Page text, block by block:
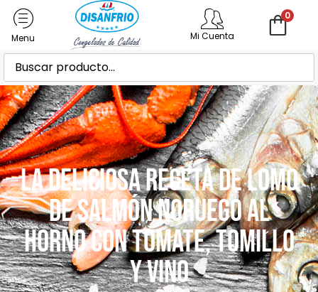
Mi Cuenta
0
La Deliciosa Receta de Lomo
de Salmón Noruego al
Horno con Tomate, Tomillo
y Vino